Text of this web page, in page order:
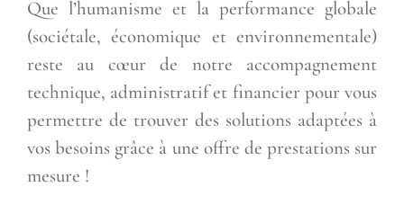
Que l’humanisme et la performance globale
(sociétale, économique et environnementale)
reste au cœur de notre accompagnement
technique, administratif et financier pour vous
permettre de trouver des solutions adaptées à
vos besoins grâce à une offre de prestations sur
mesure !